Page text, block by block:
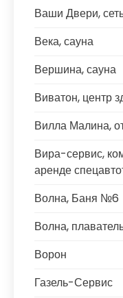
Ваши Двери,
Века, сауна
Вершина, сауна
Виватон, центр
Вилла Малина,
Вира-сервис,
аренде
Волна, Баня №6
Волна,
Ворон
Газель-Сервис